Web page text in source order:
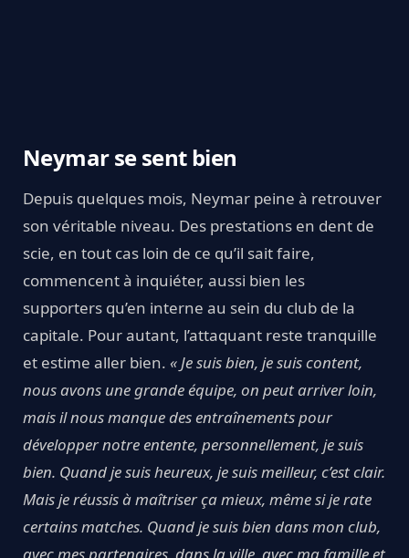
Neymar se sent bien
Depuis quelques mois, Neymar peine à retrouver
son véritable niveau. Des prestations en dent de
scie, en tout cas loin de ce qu’il sait faire,
commencent à inquiéter, aussi bien les
supporters qu’en interne au sein du club de la
capitale. Pour autant, l’attaquant reste tranquille
et estime aller bien. « Je suis bien, je suis content,
nous avons une grande équipe, on peut arriver loin,
mais il nous manque des entraînements pour
développer notre entente, personnellement, je suis
bien. Quand je suis heureux, je suis meilleur, c’est clair.
Mais je réussis à maîtriser ça mieux, même si je rate
certains matches. Quand je suis bien dans mon club,
avec mes partenaires, dans la ville, avec ma famille et